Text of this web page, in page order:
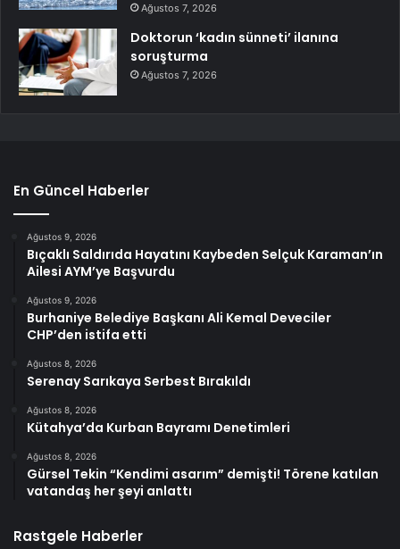
Ağustos 7, 2026
Doktorun ‘kadın sünneti’ ilanına
soruşturma
Ağustos 7, 2026
En Güncel Haberler
Ağustos 9, 2026
Bıçaklı Saldırıda Hayatını Kaybeden Selçuk Karaman’ın
Ailesi AYM’ye Başvurdu
Ağustos 9, 2026
Burhaniye Belediye Başkanı Ali Kemal Deveciler
CHP’den istifa etti
Ağustos 8, 2026
Serenay Sarıkaya Serbest Bırakıldı
Ağustos 8, 2026
Kütahya’da Kurban Bayramı Denetimleri
Ağustos 8, 2026
Gürsel Tekin “Kendimi asarım” demişti! Törene katılan
vatandaş her şeyi anlattı
Rastgele Haberler